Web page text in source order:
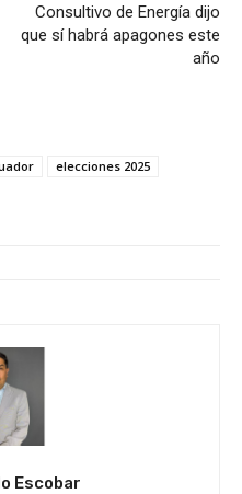
Consultivo de Energía dijo
que sí habrá apagones este
año
elecciones 2025
Escobar